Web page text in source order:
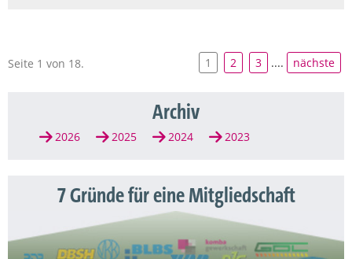
Seite 1 von 18. 1 2 3 .... nächste
Archiv
2026 2025 2024 2023
7 Gründe für eine Mitgliedschaft